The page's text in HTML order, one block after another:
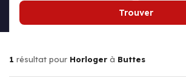
Trouver
1 résultat pour Horloger à Buttes